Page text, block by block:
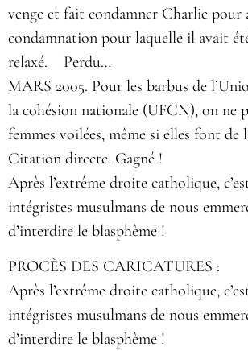
venge et fait condamner Charlie pour
condamnation pour laquelle il avait
relaxé. Perdu…
MARS 2005. Pour les barbus de
la cohésion nationale (UFCN), on ne
femmes voilées, même si elles font de
Citation directe. Gagné !
Après l’extrême droite catholique,
intégristes musulmans de nous
d’interdire le blasphème !
PROCÈS DES CARICATURES :
Après l’extrême droite catholique,
intégristes musulmans de nous
d’interdire le blasphème !